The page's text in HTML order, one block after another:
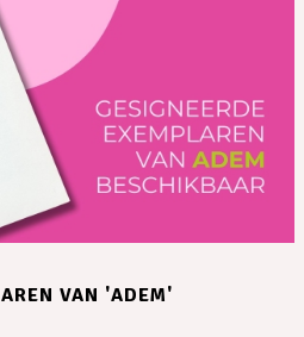
VAN 'ADEM'